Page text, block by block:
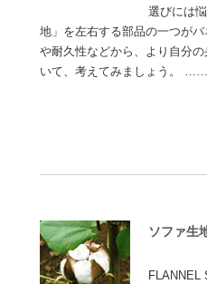
選びには
地」を左右する部品の一つが
や耐久性などから、より自分
いて、考えてみましょう。 ……
ソファ生
FLANNEL